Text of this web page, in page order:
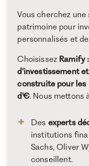
Vous cherchez
patrimoine pour
personnalisés et
Choisissez Ramify
d'investissement
construite pour les
d'€. Nous mettons
Des experts
institutions
Sachs, Oliver
conseillent.